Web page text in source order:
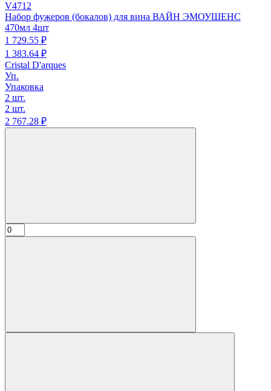
V4712
Набор фужеров (бокалов) для вина ВАЙН ЭМОУШЕНС
470мл 4шт
1 729.55 ₽
1 383.64 ₽
Cristal D'arques
Уп.
Упаковка
2 шт.
2 шт.
2 767.28 ₽